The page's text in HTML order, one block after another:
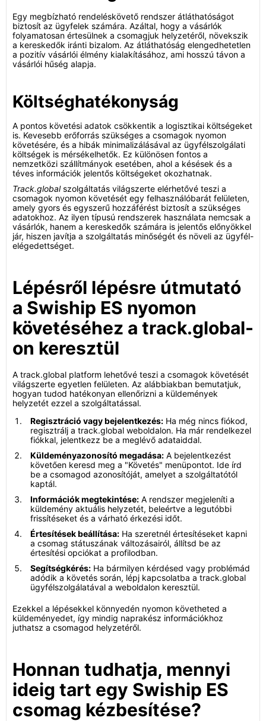
Egy megbízható rendeléskövető rendszer átláthatóságot
biztosít az ügyfelek számára. Azáltal, hogy a vásárlók
folyamatosan értesülnek a csomagjuk helyzetéről, növekszik
a kereskedők iránti bizalom. Az átláthatóság elengedhetetlen
a pozitív vásárlói élmény kialakításához, ami hosszú távon a
vásárlói hűség alapja.
Költséghatékonyság
A pontos követési adatok csökkentik a logisztikai költségeket
is. Kevesebb erőforrás szükséges a csomagok nyomon
követésére, és a hibák minimalizálásával az ügyfélszolgálati
költségek is mérsékelhetők. Ez különösen fontos a
nemzetközi szállítmányok esetében, ahol a késések és a
téves információk jelentős költségeket okozhatnak.
Track.globalszolgáltatás világszerte elérhetővé teszi a
csomagok nyomon követését egy felhasználóbarát felületen,
amely gyors és egyszerű hozzáférést biztosít a szükséges
adatokhoz. Az ilyen típusú rendszerek használata nemcsak a
vásárlók, hanem a kereskedők számára is jelentős előnyökkel
jár, hiszen javítja a szolgáltatás minőségét és növeli az ügyfél-
elégedettséget.
Lépésről lépésre útmutató
a Swiship ES nyomon
követéséhez a track.global-
on keresztül
A track.global platform lehetővé teszi a csomagok követését
világszerte egyetlen felületen. Az alábbiakban bemutatjuk,
hogyan tudod hatékonyan ellenőrizni a küldemények
helyzetét ezzel a szolgáltatással.
Regisztráció vagy bejelentkezés: Ha még nincs fiókod,
regisztrálj a track.global weboldalon. Ha már rendelkezel
fiókkal, jelentkezz be a meglévő adataiddal.
Küldeményazonosító megadása: A bejelentkezést
követően keresd meg a "Követés" menüpontot. Ide írd
be a csomagod azonosítóját, amelyet a szolgáltatótól
kaptál.
Információk megtekintése: A rendszer megjeleníti a
küldemény aktuális helyzetét, beleértve a legutóbbi
frissítéseket és a várható érkezési időt.
Értesítések beállítása: Ha szeretnél értesítéseket kapni
a csomag státuszának változásairól, állítsd be az
értesítési opciókat a profilodban.
Segítségkérés: Ha bármilyen kérdésed vagy problémád
adódik a követés során, lépj kapcsolatba a track.global
ügyfélszolgálatával a weboldalon keresztül.
Ezekkel a lépésekkel könnyedén nyomon követheted a
küldeményedet, így mindig naprakész információkhoz
juthatsz a csomagod helyzetéről.
Honnan tudhatja, mennyi
ideig tart egy Swiship ES
csomag kézbesítése?